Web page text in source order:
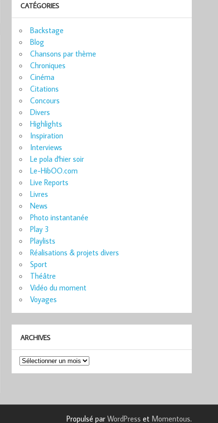
CATÉGORIES
Backstage
Blog
Chansons par thème
Chroniques
Cinéma
Citations
Concours
Divers
Highlights
Inspiration
Interviews
Le pola d'hier soir
Le-HibOO.com
Live Reports
Livres
News
Photo instantanée
Play 3
Playlists
Réalisations & projets divers
Sport
Théâtre
Vidéo du moment
Voyages
ARCHIVES
Archives
Propulsé parWordPress et Momentous.